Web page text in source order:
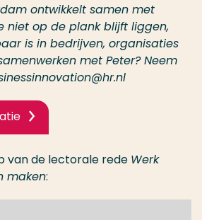
ontwikkelt samen met
niet op de plank blijft liggen,
is in bedrijven, organisaties
met Peter? Neem
van de lectorale rede Werk
maken: